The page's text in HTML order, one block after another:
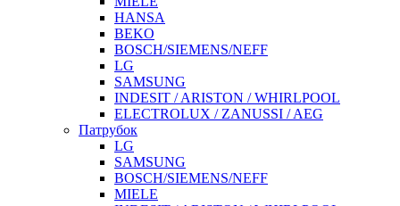
HANSA
BEKO
BOSCH/SIEMENS/NEFF
LG
SAMSUNG
INDESIT / ARISTON / WHIRLPOOL
ELECTROLUX / ZANUSSI / AEG
Патрубок
LG
SAMSUNG
BOSCH/SIEMENS/NEFF
MIELE